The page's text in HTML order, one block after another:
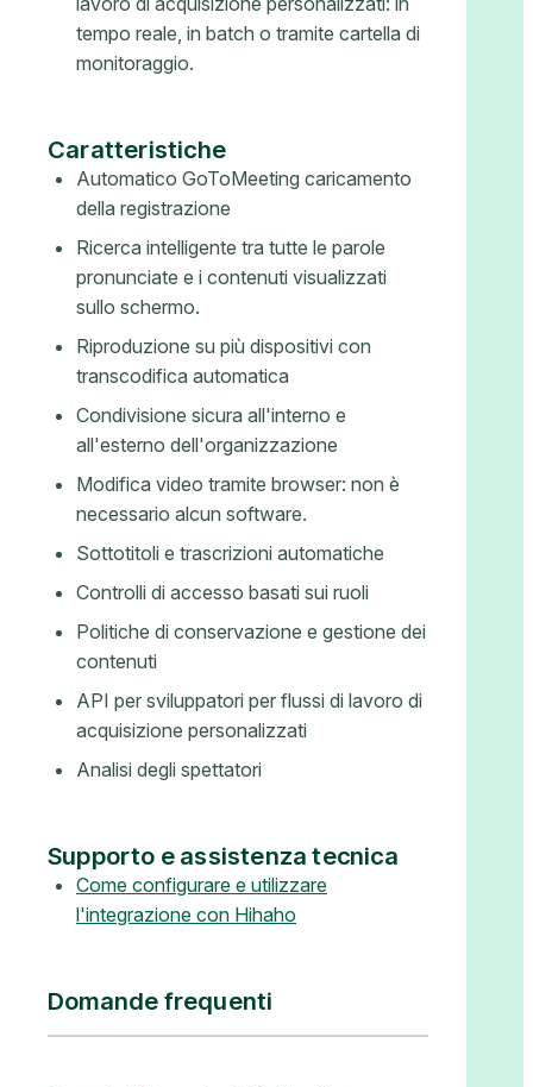
tempo reale, in batch o tramite cartella di
monitoraggio.
Caratteristiche
Automatico GoToMeeting caricamento
della registrazione
Ricerca intelligente tra tutte le parole
pronunciate e i contenuti visualizzati
sullo schermo.
Riproduzione su più dispositivi con
transcodifica automatica
Condivisione sicura all'interno e
all'esterno dell'organizzazione
Modifica video tramite browser: non è
necessario alcun software.
Sottotitoli e trascrizioni automatiche
Controlli di accesso basati sui ruoli
Politiche di conservazione e gestione dei
contenuti
API per sviluppatori per flussi di lavoro di
acquisizione personalizzati
Analisi degli spettatori
Supporto e assistenza tecnica
Come configurare e utilizzare
l'integrazione con Hihaho
Domande frequenti